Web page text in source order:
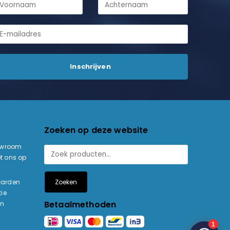
ons op
Zoeken op deze website
Zoeken
Betaalmethoden